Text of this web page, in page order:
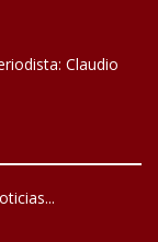
Claudio